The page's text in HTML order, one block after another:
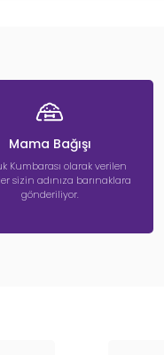
Mama Bağışı
Kumbarası olarak verilen
sizin adınıza barınaklara
gönderiliyor.